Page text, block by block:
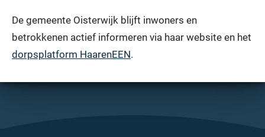
De gemeente Oisterwijk blijft inwoners en
betrokkenen actief informeren via haar website en het
dorpsplatform HaarenEEN.